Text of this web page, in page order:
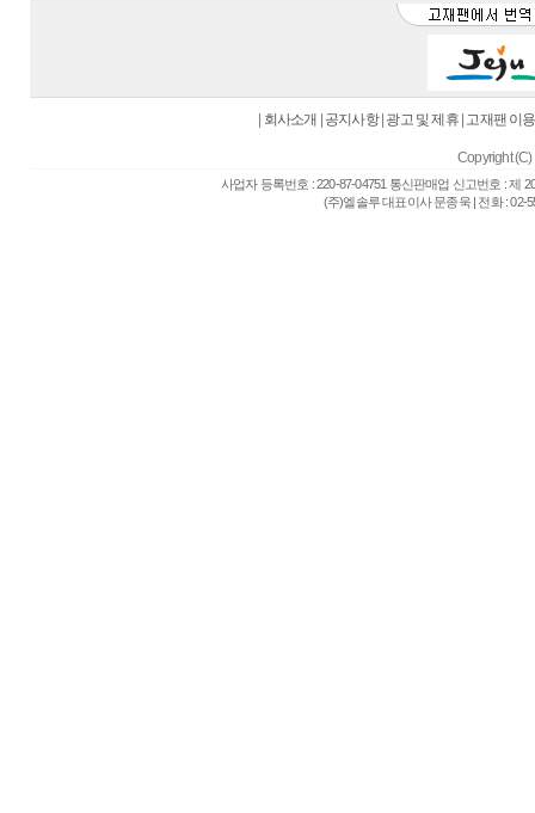
회사소개 공지사항| 광고 및 제휴| 고재팬 이
Copyright (C)
사업자 등록번호 : 220-87-04751 통신판매업 신고번호 : 제
(주)엘솔루 대표이사 문종욱 | 전화 : 02-